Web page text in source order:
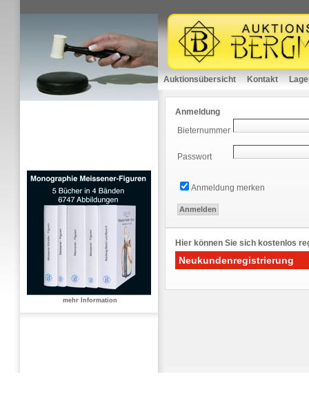
mehr Information
Auktionsübersicht Kontakt
Anmeldung
Bieternummer
Passwort
Anmeldung merken
Hier können Sie sich kostenlos
Neukundenregistrierung